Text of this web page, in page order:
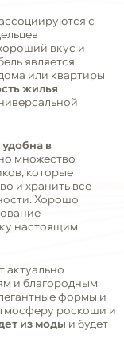
с
вкус и
является
или квартиры
жилья
удобна в
множество
которые
и хранить все
Хорошо
настоящим
актуально
и благородным
формы и
роскоши и
из моды и будет